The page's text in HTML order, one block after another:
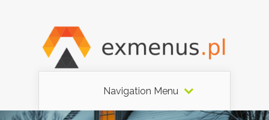
Navigation Menu